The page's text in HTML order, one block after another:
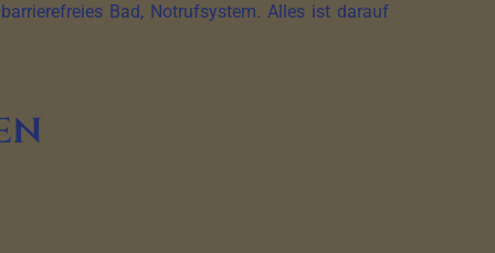
Bad, Notrufsystem. Alles ist darauf